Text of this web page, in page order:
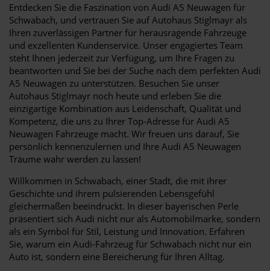
Entdecken Sie die Faszination von Audi A5 Neuwagen für
Schwabach, und vertrauen Sie auf Autohaus Stiglmayr als
Ihren zuverlässigen Partner für herausragende Fahrzeuge
und exzellenten Kundenservice. Unser engagiertes Team
steht Ihnen jederzeit zur Verfügung, um Ihre Fragen zu
beantworten und Sie bei der Suche nach dem perfekten Audi
A5 Neuwagen zu unterstützen. Besuchen Sie unser
Autohaus Stiglmayr noch heute und erleben Sie die
einzigartige Kombination aus Leidenschaft, Qualität und
Kompetenz, die uns zu Ihrer Top-Adresse für Audi A5
Neuwagen Fahrzeuge macht. Wir freuen uns darauf, Sie
persönlich kennenzulernen und Ihre Audi A5 Neuwagen
Träume wahr werden zu lassen!
Willkommen in Schwabach, einer Stadt, die mit ihrer
Geschichte und ihrem pulsierenden Lebensgefühl
gleichermaßen beeindruckt. In dieser bayerischen Perle
präsentiert sich Audi nicht nur als Automobilmarke, sondern
als ein Symbol für Stil, Leistung und Innovation. Erfahren
Sie, warum ein Audi-Fahrzeug für Schwabach nicht nur ein
Auto ist, sondern eine Bereicherung für Ihren Alltag.